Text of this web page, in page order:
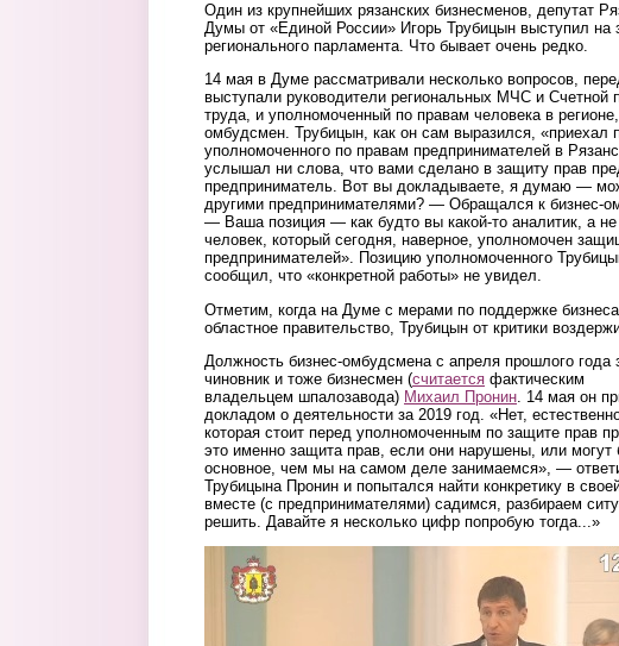
Один из крупнейших рязанских бизнесменов, депутат
Думы от «Единой России» Игорь Трубицын выступил на
регионального парламента. Что бывает очень редко.
14 мая в Думе рассматривали несколько вопросов,
выступали руководители региональных МЧС и Счетной
труда, и уполномоченный по правам человека в
омбудсмен. Трубицын, как он сам выразился, «приехал
уполномоченного по правам предпринимателей в
услышал ни слова, что вами сделано в защиту прав
предприниматель. Вот вы докладываете, я думаю —
другими предпринимателями? — Обращался к бизнес-
— Ваша позиция — как будто вы какой-то аналитик, а не
человек, который сегодня, наверное, уполномочен
предпринимателей». Позицию уполномоченного
сообщил, что «конкретной работы» не увидел.
Отметим, когда на Думе с мерами по поддержке
областное правительство, Трубицын от критики
Должность бизнес-омбудсмена с апреля прошлого года
чиновник и тоже бизнесмен (считается фактическим
владельцем шпалозавода) Михаил Пронин . 14 мая он
докладом о деятельности за 2019 год. «Нет,
которая стоит перед уполномоченным по защите прав
это именно защита прав, если они нарушены, или
основное, чем мы на самом деле занимаемся», —
Трубицына Пронин и попытался найти конкретику в
вместе (с предпринимателями) садимся, разбираем
решить. Давайте я несколько цифр попробую тогда...»
pronin.jpg